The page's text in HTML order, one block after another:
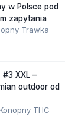
w Polsce pod
zapytania
Trawka
#3 XXL –
outdoor od
THC-